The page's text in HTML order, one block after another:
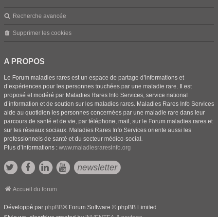
Recherche avancée
Supprimer les cookies
A PROPOS
Le Forum maladies rares est un espace de partage d’informations et
d’expériences pour les personnes touchées par une maladie rare. Il est
proposé et modéré par Maladies Rares Info Services, service national
d’information et de soutien sur les maladies rares. Maladies Rares Info Services
aide au quotidien les personnes concernées par une maladie rare dans leur
parcours de santé et de vie, par téléphone, mail, sur le Forum maladies rares et
sur les réseaux sociaux. Maladies Rares Info Services oriente aussi les
professionnels de santé et du secteur médico-social.
Plus d’informations : www.maladiesraresinfo.org
newsletter
Accueil du forum
Développé par phpBB® Forum Software © phpBB Limited